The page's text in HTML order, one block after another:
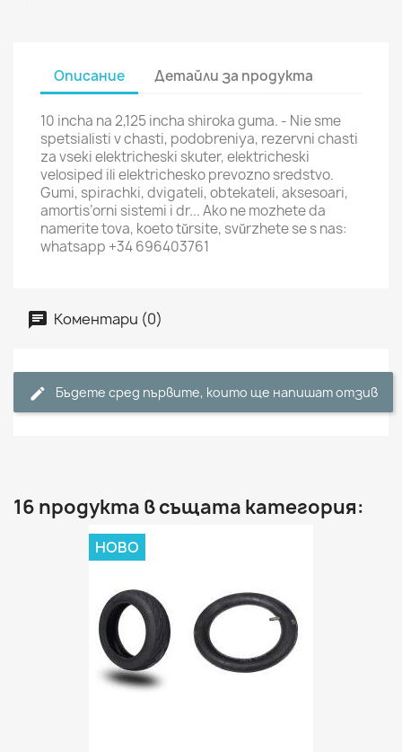
Описание Детайли за продукта
10 incha na 2,125 incha shiroka guma. - Nie sme
spetsialisti v chasti, podobreniya, rezervni chasti
za vseki elektricheski skuter, elektricheski
velosiped ili elektrichesko prevozno sredstvo.
Gumi, spirachki, dvigateli, obtekateli, aksesoari,
amortis’orni sistemi i dr... Ako ne mozhete da
namerite tova, koeto tŭrsite, svŭrzhete se s nas:
whatsapp +34 696403761
Коментари (0)
Бъдете сред първите, които ще напишат отзив
16 продукта в същата категория:
НОВО